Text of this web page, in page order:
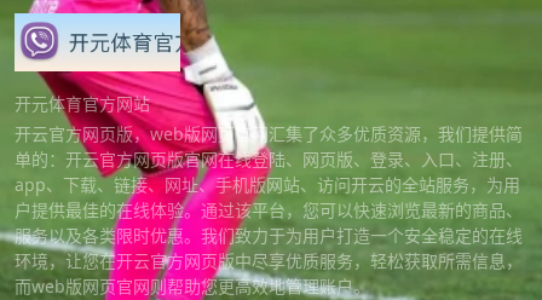
开元体育官方网站
开云官方网页版，web版网页官网汇集了众多优质资源，我们提供简
单的：开云官方网页版官网在线登陆、网页版、登录、入口、注册、
app、下载、链接、网址、手机版网站、访问开云的全站服务，为用
户提供最佳的在线体验。通过该平台，您可以快速浏览最新的商品、
服务以及各类限时优惠。我们致力于为用户打造一个安全稳定的在线
环境，让您在开云官方网页版中尽享优质服务，轻松获取所需信息，
而web版网页官网则帮助您更高效地管理账户。